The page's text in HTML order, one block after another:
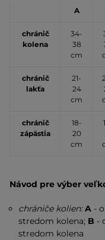
A
chránič
kolena
34-
38
cm
chránič
lakťa
21-
24
cm
chránič
zápästia
18-
20
cm
Návod pre výber
chrániče kolien: A -
stredom kolena; B -
stredom kolena